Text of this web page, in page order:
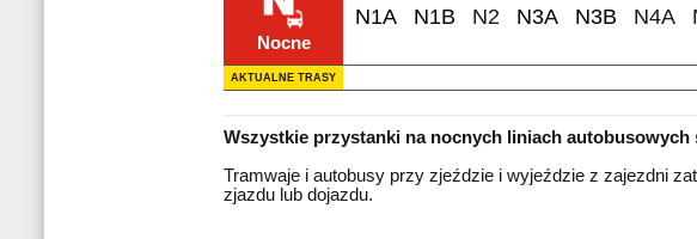
Nocne
N1A N1B N2 N3A N3B N4A
AKTUALNE TRASY
Wszystkie przystanki na nocnych liniach autobusowych
Tramwaje i autobusy przy zjeździe i wyjeździe z zajezdni
zjazdu lub dojazdu.